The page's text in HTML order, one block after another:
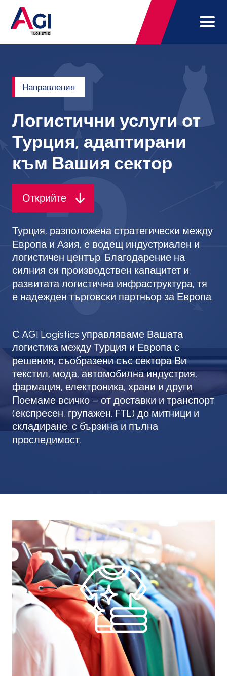
Направления
Логистични услуги от
Турция, адаптирани
към Вашия сектор
Открийте
Турция, разположена стратегически между
Европа и Азия, е водещ индустриален и
логистичен център. Благодарение на
силния си производствен капацитет и
развитата логистична инфраструктура, тя
е надежден търговски партньор за Европа.
С AGI Logistics управляваме Вашата
логистика между Турция и Европа с
решения, съобразени със сектора Ви:
текстил, мода, автомобилна индустрия,
фармация, електроника, храни и други.
Поемаме всичко – от доставки и транспорт
(експресен, групажен, FTL) до митници и
складиране, с бързина и пълна
проследимост.